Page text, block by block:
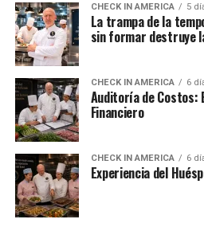
CHECK IN AMERICA 5
La trampa de la
sin formar destruye
CHECK IN AMERICA 6
Auditoría de Costos:
Financiero
CHECK IN AMERICA 6
Experiencia del